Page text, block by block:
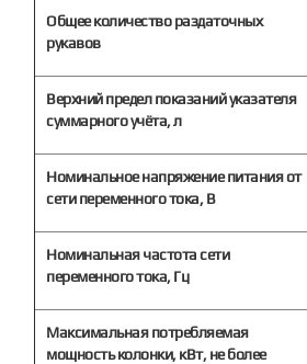
Общее количество раздаточных
рукавов
Верхний предел показаний указателя
суммарного учёта, л
Номинальное напряжение питания от
сети переменного тока, В
Номинальная частота сети
переменного тока, Гц
Максимальная потребляемая
мощность колонки, кВт, не более